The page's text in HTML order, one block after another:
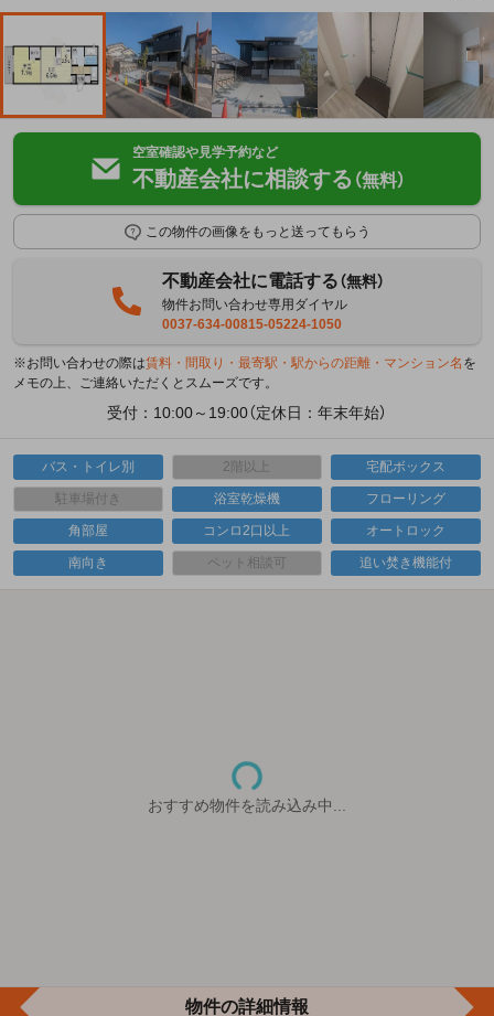
空室確認や見学予約など
不動産会社に相談する （無料）
この物件の画像をもっと送ってもらう
不動産会社に電話する（無料）
物件お問い合わせ専用ダイヤル
0037-634-00815-05224-1050
※お問い合わせの際は賃料・間取り・最寄駅・駅からの距離・マンション名 を
メモの上、ご連絡いただくとスムーズです。
受付：10:00～19:00（定休日：年末年始）
バス・トイレ別 2階以上 宅配ボックス
駐車場付き 浴室乾燥機 フローリング
角部屋 コンロ2口以上 オートロック
南向き ペット相談可 追い焚き機能付
おすすめ物件を読み込み中...
物件の詳細情報